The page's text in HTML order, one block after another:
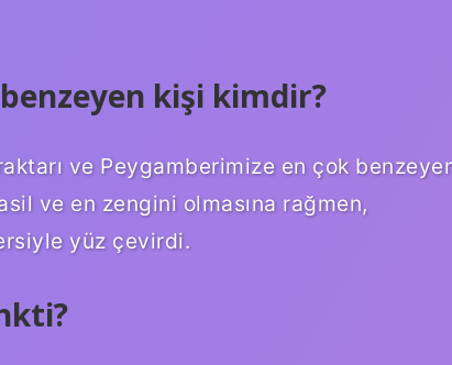
kişi kimdir?
ve Peygamberimize en çok
ve en zengini olmasına rağmen,
yüz çevirdi.